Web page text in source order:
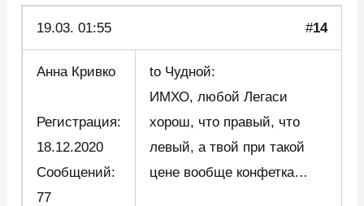
19.03. 01:55 #14
Анна Кривко
Регистрация:
18.12.2020
Сообщений:
77
to Чудной:
ИМХО, любой Легаси
хорош, что правый, что
левый, а твой при такой
цене вообще конфетка…